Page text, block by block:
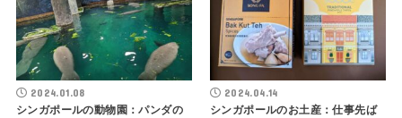
2024.01.08
シンガポールの動物園：パンダの
2024.04.14
シンガポールのお土産：仕事先ば